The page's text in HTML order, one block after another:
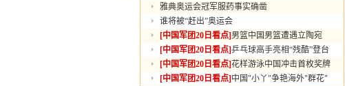
雅典奥运会冠军服药事实确凿
谁将被“赶出”奥运会
[中国军团20日看点]男篮中国男篮遭遇立陶宛
[中国军团20日看点]乒乓球高手亮相“残酷”登台
[中国军团20日看点]花样游泳中国冲击首枚奖牌
[中国军团20日看点] 中国"小丫"争艳海外"群花"